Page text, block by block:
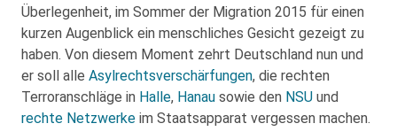
Überlegenheit, im Sommer der Migration 2015 für einen
kurzen Augenblick ein menschliches Gesicht gezeigt zu
haben. Von diesem Moment zehrt Deutschland nun und
er soll alle Asylrechtsverschärfungen, die rechten
Terroranschläge in Halle, Hanau sowie den NSU und
rechte Netzwerke im Staatsapparat vergessen machen.